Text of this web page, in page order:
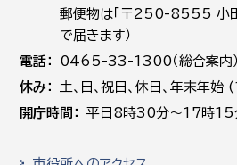
郵便物は「〒250-8555 小田
で届きます）
電話
0465-33-1300（総合案内）
休み
土､日､祝日、休日、年末年
開庁時間
平日8時30分～17時15